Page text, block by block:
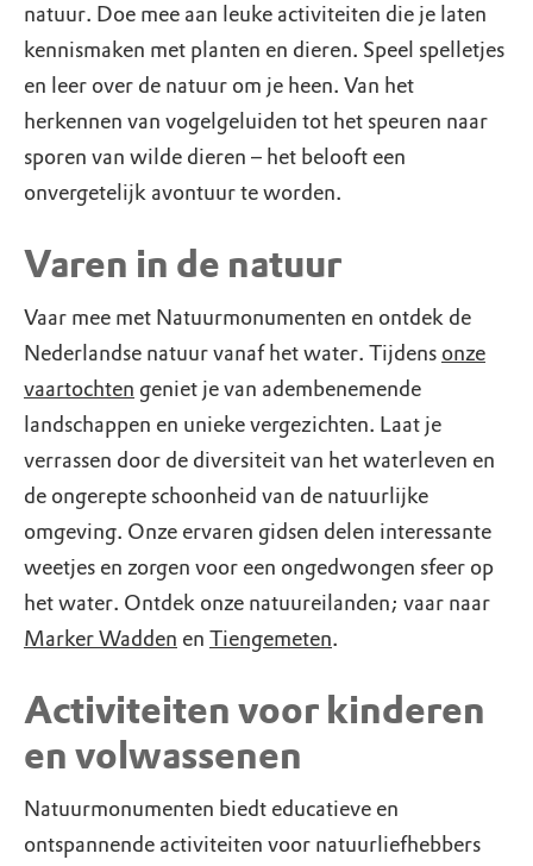
natuur. Doe mee aan leuke activiteiten die je laten
kennismaken met planten en dieren. Speel spelletjes
en leer over de natuur om je heen. Van het
herkennen van vogelgeluiden tot het speuren naar
sporen van wilde dieren – het belooft een
onvergetelijk avontuur te worden.
Varen in de natuur
Vaar mee met Natuurmonumenten en ontdek de
Nederlandse natuur vanaf het water. Tijdens onze
vaartochten geniet je van adembenemende
landschappen en unieke vergezichten. Laat je
verrassen door de diversiteit van het waterleven en
de ongerepte schoonheid van de natuurlijke
omgeving. Onze ervaren gidsen delen interessante
weetjes en zorgen voor een ongedwongen sfeer op
het water. Ontdek onze natuureilanden; vaar naar
Marker Wadden en Tiengemeten.
Activiteiten voor kinderen
en volwassenen
Natuurmonumenten biedt educatieve en
ontspannende activiteiten voor natuurliefhebbers